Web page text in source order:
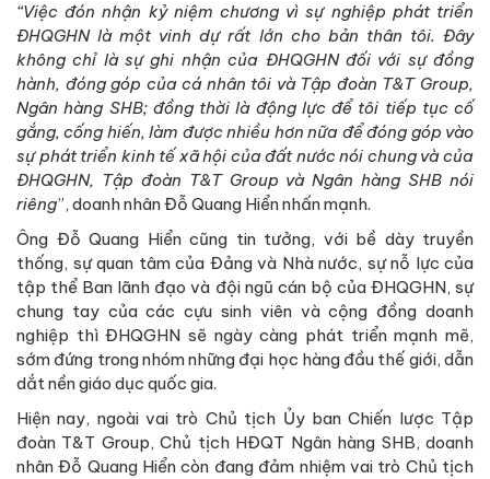
“Việc đón nhận kỷ niệm chương vì sự nghiệp phát triển
ĐHQGHN là một vinh dự rất lớn cho bản thân tôi. Đây
không chỉ là sự ghi nhận của ĐHQGHN đối với sự đồng
hành, đóng góp của cá nhân tôi và Tập đoàn T&T Group,
Ngân hàng SHB; đồng thời là động lực để tôi tiếp tục cố
gắng, cống hiến, làm được nhiều hơn nữa để đóng góp vào
sự phát triển kinh tế xã hội của đất nước nói chung và của
ĐHQGHN, Tập đoàn T&T Group và Ngân hàng SHB nói
riêng”, doanh nhân Đỗ Quang Hiển nhấn mạnh.
Ông Đỗ Quang Hiển cũng tin tưởng, với bề dày truyền
thống, sự quan tâm của Đảng và Nhà nước, sự nỗ lực của
tập thể Ban lãnh đạo và đội ngũ cán bộ của ĐHQGHN, sự
chung tay của các cựu sinh viên và cộng đồng doanh
nghiệp thì ĐHQGHN sẽ ngày càng phát triển mạnh mẽ,
sớm đứng trong nhóm những đại học hàng đầu thế giới, dẫn
dắt nền giáo dục quốc gia.
Hiện nay, ngoài vai trò Chủ tịch Ủy ban Chiến lược Tập
đoàn T&T Group, Chủ tịch HĐQT Ngân hàng SHB, doanh
nhân Đỗ Quang Hiển còn đang đảm nhiệm vai trò Chủ tịch